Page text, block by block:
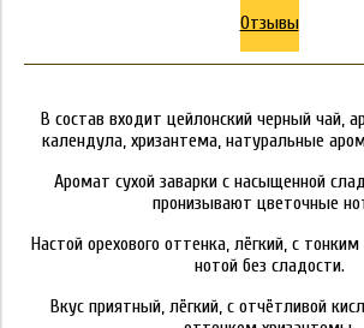
Отзывы
В состав входит цейлонский черный чай,
календула, хризантема, натуральные
Аромат сухой заварки с насыщенной
пронизывают цветочные
Настой орехового оттенка, лёгкий, с
нотой без сладости.
Вкус приятный, лёгкий, с отчётливой